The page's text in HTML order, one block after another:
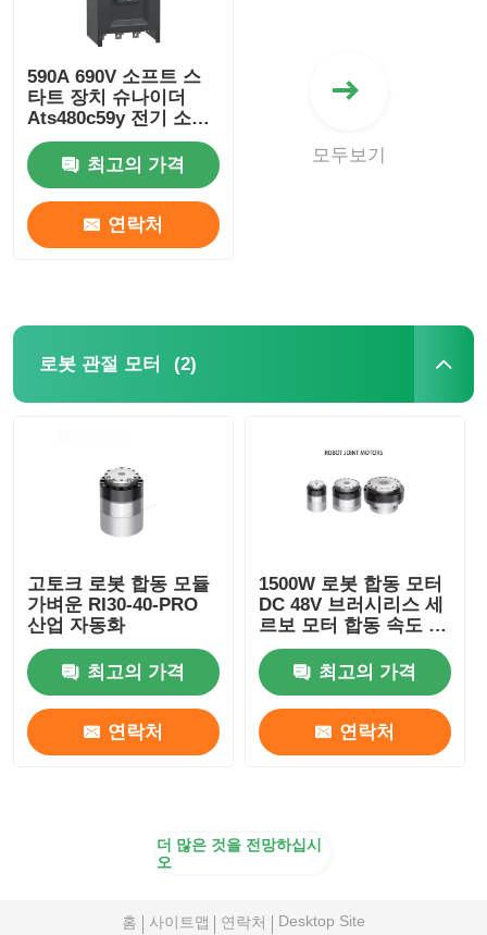
590A 690V 소프트 스
타트 장치 슈나이더
Ats480c59y 전기 소프
트 스타터 산업용
최고의 가격
연락처
모두보기
로봇 관절 모터 (2)
고토크 로봇 합동 모듈
가벼운 RI30-40-PRO
산업 자동화
최고의 가격
연락처
1500W 로봇 합동 모터
DC 48V 브러시리스 세
르보 모터 합동 속도 조
절
최고의 가격
연락처
더 많은 것을 전망하십시
오
홈 사이트맵 연락처 Desktop Site